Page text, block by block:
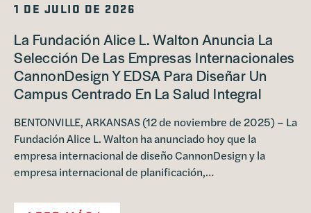
1 DE JULIO DE 2026
La Fundación Alice L. Walton Anuncia La
Selección De Las Empresas Internacionales
CannonDesign Y EDSA Para Diseñar Un
Campus Centrado En La Salud Integral
BENTONVILLE, ARKANSAS (12 de noviembre de 2025) – La
Fundación Alice L. Walton ha anunciado hoy que la
empresa internacional de diseño CannonDesign y la
empresa internacional de planificación,…